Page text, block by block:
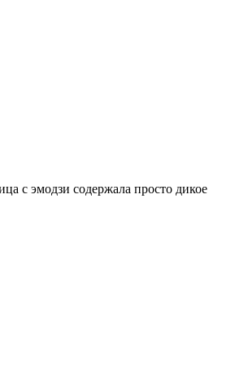
с эмодзи содержала просто дикое